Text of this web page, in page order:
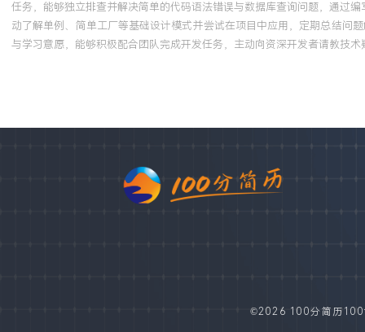
任务，能够独立排查并解决简单的代码语法错误与数据库查询问题，通过
动了解单例、简单工厂等基础设计模式并尝试在项目中应用，定期总结问
与学习意愿，能够积极配合团队完成开发任务，主动向资深开发者请教技
©2026 100分简历